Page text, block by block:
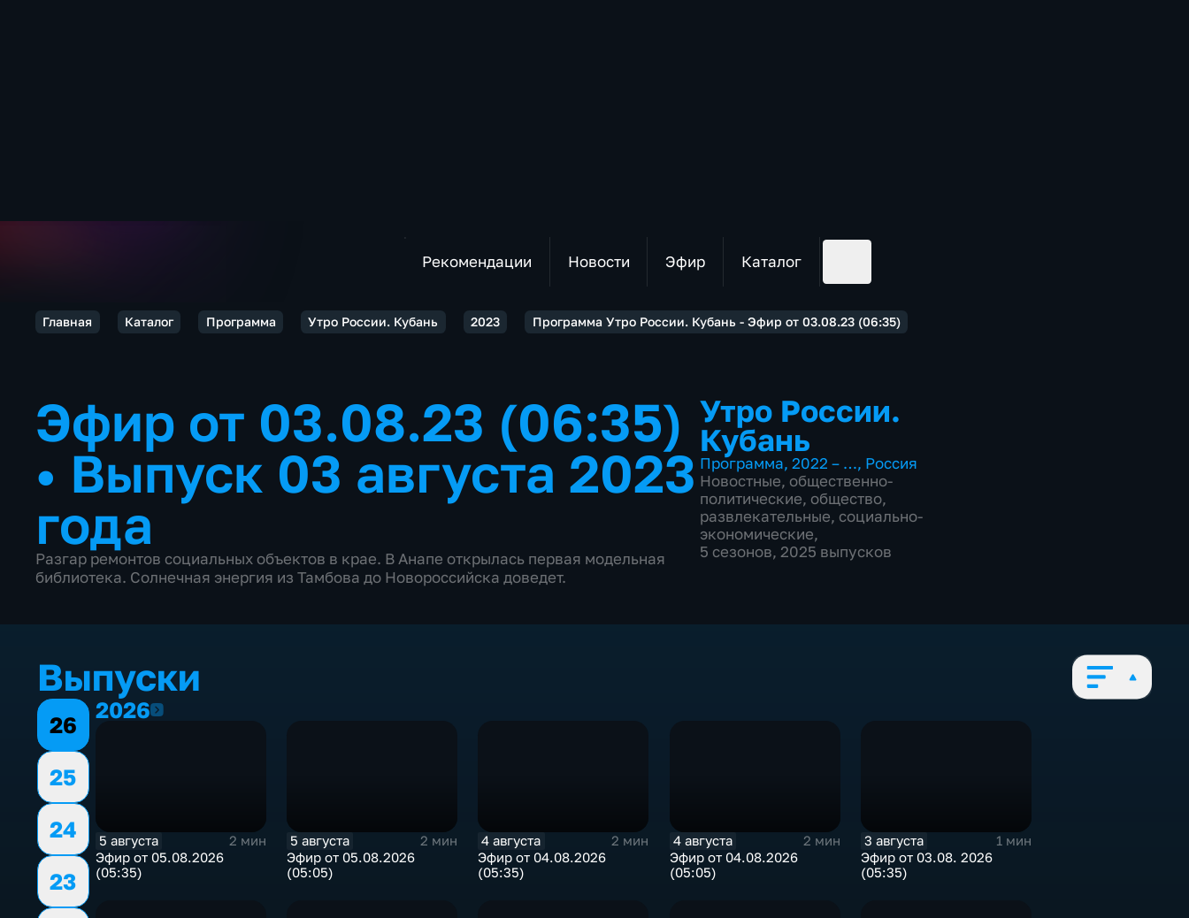
Рекомендации Новости Эфир Каталог
Главная Каталог Программа Утро России. Кубань 2023 Программа Утро России. Кубань - Эфир от 03.08.23 (06:35)
Эфир от 03.08.23 (06:35)
• Выпуск 03 августа 2023
года
Разгар ремонтов социальных объектов в крае. В Анапе открылась первая модельная
библиотека. Солнечная энергия из Тамбова до Новороссийска доведет.
Утро России.
Кубань
Программа, 2022 – …, Россия
Новостные, общественно-
политические, общество,
развлекательные, социально-
экономические,
5 сезонов, 2025 выпусков
Выпуски
26
25
24
23
20262026
5 августа
2 мин
Эфир от 05.08.2026
(05:35)
5 августа
2 мин
Эфир от 05.08.2026
(05:05)
4 августа
2 мин
Эфир от 04.08.2026
(05:35)
4 августа
2 мин
Эфир от 04.08.2026
(05:05)
3 августа
1 мин
Эфир от 03.08. 2026
(05:35)